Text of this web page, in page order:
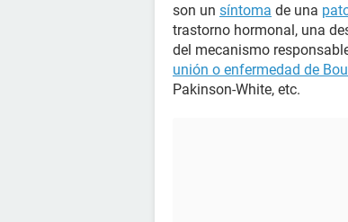
son un síntoma de una
trastorno hormonal, una
del mecanismo
unión o enfermedad de
Pakinson-White, etc.